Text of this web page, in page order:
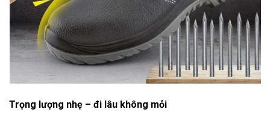
Trọng lượng nhẹ – đi lâu không mỏi